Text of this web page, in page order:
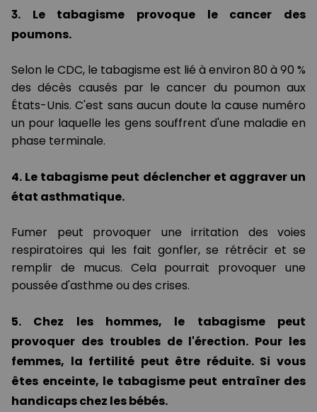
3. Le tabagisme provoque le cancer des
poumons.
Selon le CDC, le tabagisme est lié à environ 80 à 90 %
des décès causés par le cancer du poumon aux
États-Unis. C'est sans aucun doute la cause numéro
un pour laquelle les gens souffrent d'une maladie en
phase terminale.
4. Le tabagisme peut déclencher et aggraver un
état asthmatique.
Fumer peut provoquer une irritation des voies
respiratoires qui les fait gonfler, se rétrécir et se
remplir de mucus. Cela pourrait provoquer une
poussée d'asthme ou des crises.
5. Chez les hommes, le tabagisme peut
provoquer des troubles de l'érection. Pour les
femmes, la fertilité peut être réduite. Si vous
êtes enceinte, le tabagisme peut entraîner des
handicaps chez les bébés.